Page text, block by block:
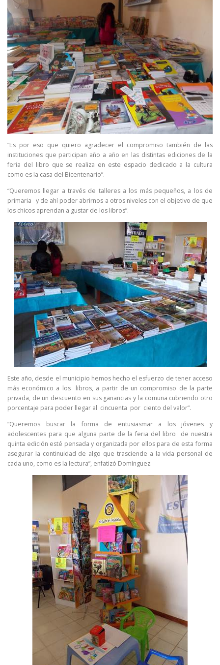
“Es por eso que quiero agradecer el compromiso también de las
instituciones que participan año a año en las distintas ediciones de la
feria del libro que se realiza en este espacio dedicado a la cultura
como es la casa del Bicentenario”.
“Queremos llegar a través de talleres a los más pequeños, a los de
primaria y de ahí poder abrirnos a otros niveles con el objetivo de que
los chicos aprendan a gustar de los libros”.
Este año, desde el municipio hemos hecho el esfuerzo de tener acceso
más económico a los libros, a partir de un compromiso de la parte
privada, de un descuento en sus ganancias y la comuna cubriendo otro
porcentaje para poder llegar al cincuenta por ciento del valor”.
“Queremos buscar la forma de entusiasmar a los jóvenes y
adolescentes para que alguna parte de la feria del libro de nuestra
quinta edición esté pensada y organizada por ellos para de esta forma
asegurar la continuidad de algo que trasciende a la vida personal de
cada uno, como es la lectura”, enfatizó Domínguez.